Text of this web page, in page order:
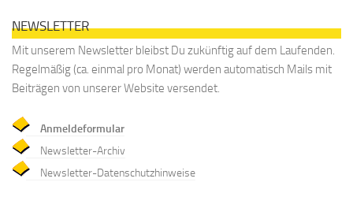
NEWSLETTER
Mit unserem Newsletter bleibst Du zukünftig auf dem Laufenden.
Regelmäßig (ca. einmal pro Monat) werden automatisch Mails mit
Beiträgen von unserer Website versendet.
Anmeldeformular
Newsletter-Archiv
Newsletter-Datenschutzhinweise